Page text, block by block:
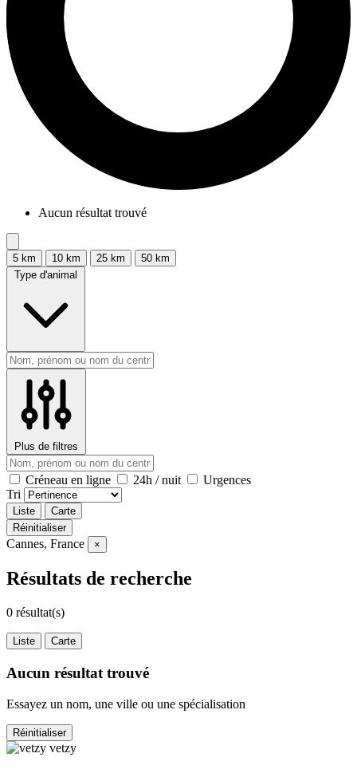
Aucun résultat trouvé
5 km 10 km 25 km
50 km
Type d'animal
Plus de filtres
Créneau en ligne 24h / nuit
Urgences
Tri
Liste
Carte
Réinitialiser
Cannes, France ×
Résultats de recherche
0 résultat(s)
Liste Carte
Aucun résultat trouvé
Essayez un nom, une ville ou une spécialisation
Réinitialiser
vetzy